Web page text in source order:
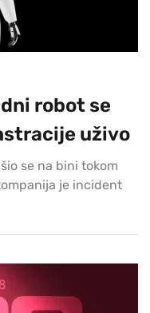
robot se
uživo
se na bini tokom
je incident